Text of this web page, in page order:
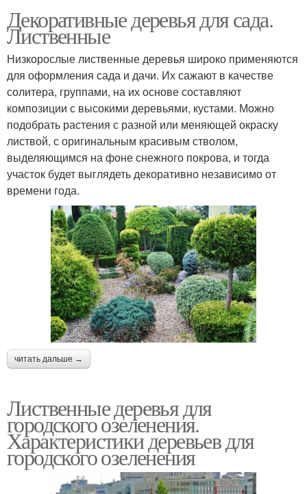
Декоративные деревья для сада.
Лиственные
Низкорослые лиственные деревья широко применяются
для оформления сада и дачи. Их сажают в качестве
солитера, группами, на их основе составляют
композиции с высокими деревьями, кустами. Можно
подобрать растения с разной или меняющей окраску
листвой, с оригинальным красивым стволом,
выделяющимся на фоне снежного покрова, и тогда
участок будет выглядеть декоративно независимо от
времени года.
читать дальше →
Лиственные деревья для
городского озеленения.
Характеристики деревьев для
городского озеленения